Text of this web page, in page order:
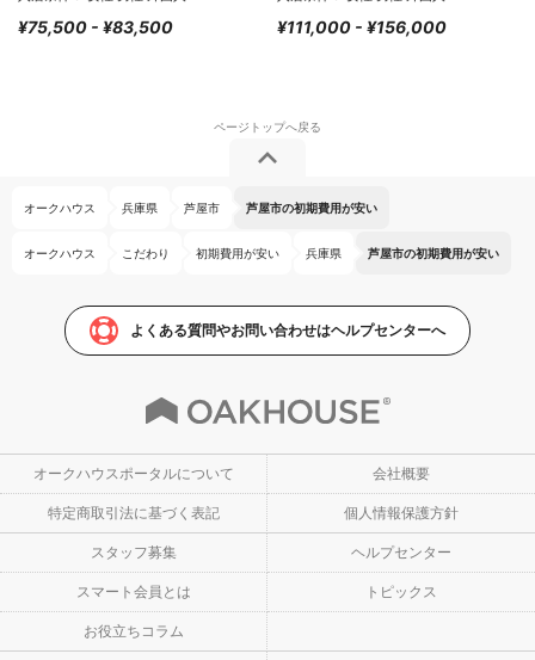
¥75,500 - ¥83,500 ¥111,000 - ¥156,000
オークハウス 兵庫県 芦屋市 芦屋市の初期費用が安い
オークハウス こだわり 初期費用が安い 兵庫県 芦屋市の初期費用が安い
よくある質問やお問い合わせはヘルプセンターへ
オークハウスポータルについて 会社概要
特定商取引法に基づく表記 個人情報保護方針
スタッフ募集 ヘルプセンター
スマート会員とは トピックス
お役立ちコラム